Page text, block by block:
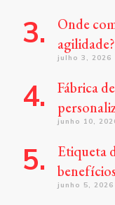
Onde
julho 3, 2026
Fábrica
junho 10,
Etiqueta
junho 5, 2026